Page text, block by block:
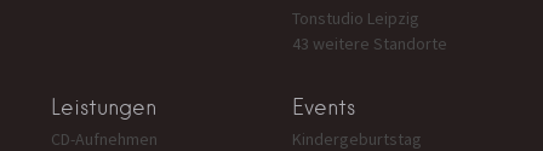
Tonstudio Leipzig
43 weitere Standorte
Leistungen
CD-Aufnehmen
Events
Kindergeburtstag